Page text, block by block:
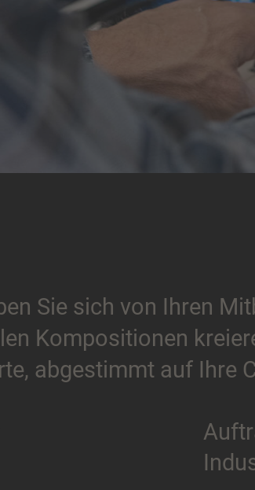
Sie sich von Ihren
Kompositionen
abgestimmt auf Ihre